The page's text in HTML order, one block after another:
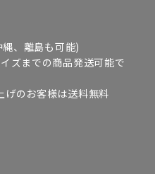
、離島も可能)
ズまでの商品発送可能で
のお客様は送料無料